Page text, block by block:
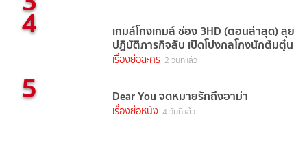
4 เกมส์โกงเกมส์ ช่อง 3HD (ตอนล่าสุด) ลุย
ปฏิบัติภารกิจลับ เปิดโปงกลโกงนักต้มตุ๋น
เรื่องย่อละคร 2 วันที่แล้ว
5 Dear You จดหมายรักถึงอาม่า
เรื่องย่อหนัง 4 วันที่แล้ว